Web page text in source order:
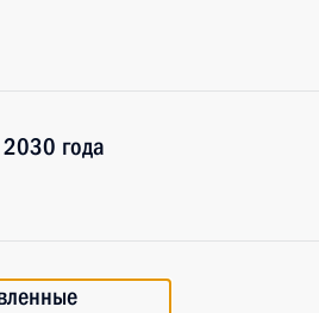
2030 года